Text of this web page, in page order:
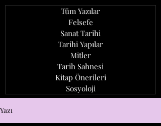
Tüm Yazılar
Felsefe
Sanat Tarihi
Tarihi Yapılar
Mitler
Tarih Sahnesi
Kitap Önerileri
Sosyoloji
Yazı